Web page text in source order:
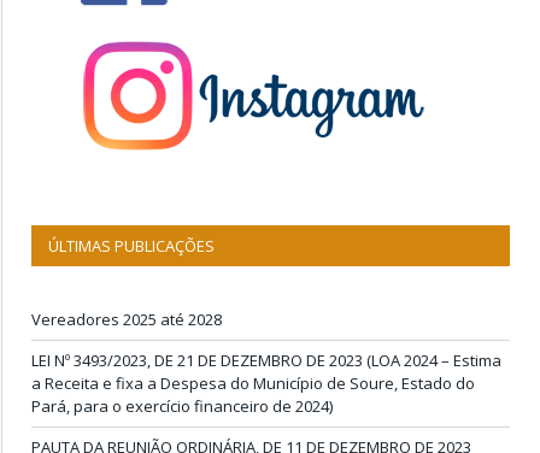
ÚLTIMAS PUBLICAÇÕES
Vereadores 2025 até 2028
LEI Nº 3493/2023, DE 21 DE DEZEMBRO DE 2023 (LOA 2024 – Estima
a Receita e fixa a Despesa do Município de Soure, Estado do
Pará, para o exercício financeiro de 2024)
PAUTA DA REUNIÃO ORDINÁRIA, DE 11 DE DEZEMBRO DE 2023